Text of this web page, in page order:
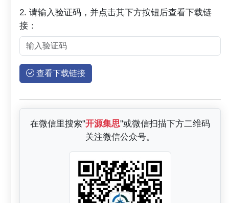
2. 请输入验证码，并点击其下方按钮后查看下载链
接：
查看下载链接
在微信里搜索"开源集思"或微信扫描下方二维码
关注微信公众号。